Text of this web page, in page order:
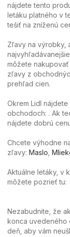
nájdete tento
letáku platného v
tešiť na zníženú
Zľavy na výrobky,
môžete
zľavy z
prehľad cien.
Okrem Lidl
obchodoch: . Ak
nájdete dobrú
Chcete výhodne
zľavy: Maslo
Aktuálne letáky, v
môžete pozrieť tu:
Nezabudnite, že
konca uvedeného
deň, aby vám